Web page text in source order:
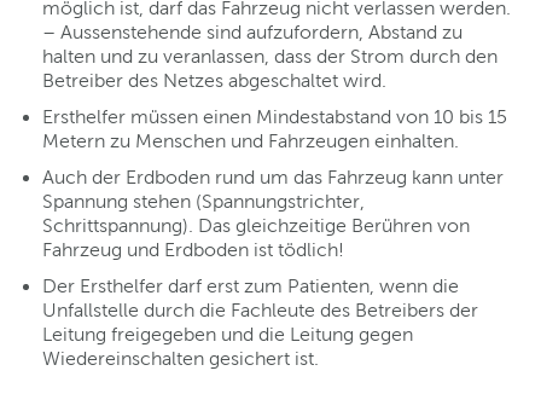
möglich ist, darf das Fahrzeug nicht verlassen werden.
– Aussenstehende sind aufzufordern, Abstand zu
halten und zu veranlassen, dass der Strom durch den
Betreiber des Netzes abgeschaltet wird.
Ersthelfer müssen einen Mindestabstand von 10 bis 15
Metern zu Menschen und Fahrzeugen einhalten.
Auch der Erdboden rund um das Fahrzeug kann unter
Spannung stehen (Spannungstrichter,
Schrittspannung). Das gleichzeitige Berühren von
Fahrzeug und Erdboden ist tödlich!
Der Ersthelfer darf erst zum Patienten, wenn die
Unfallstelle durch die Fachleute des Betreibers der
Leitung freigegeben und die Leitung gegen
Wiedereinschalten gesichert ist.